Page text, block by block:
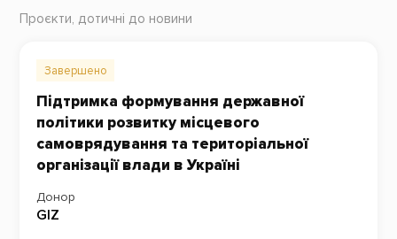
Проєкти, дотичні до новини
Завершено
Підтримка формування державної
політики розвитку місцевого
самоврядування та територіальної
організації влади в Україні
Донор
GIZ